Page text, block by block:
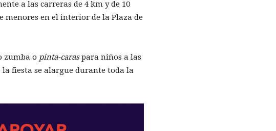
a las carreras de 4 km y de 10
menores en el interior de la Plaza de
zumba o pinta-caraspara niños a las
fiesta se alargue durante toda la